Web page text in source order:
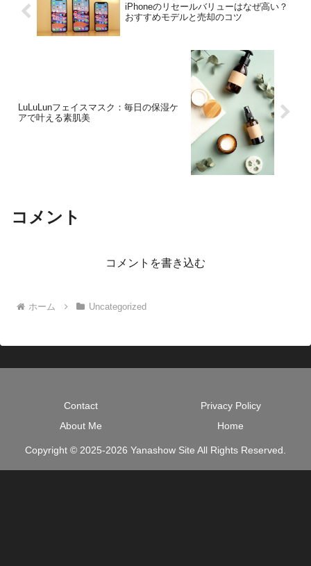
iPhoneのリセールバリューはなぜ高い？
おすすめモデルと売却のコツ
LuLuLunフェイスマスク：毎日の保湿ケ
アで叶える素肌美
コメント
コメントを書き込む
ホーム Uncategorized
Contact
Privacy Policy
About Me
Home
Copyright © 2025-2026 Yanashow Site All Rights Reserved.